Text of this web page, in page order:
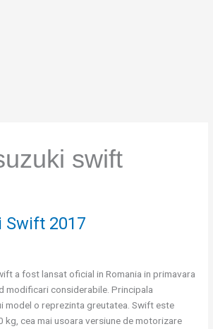
swift
Swift 2017
a fost lansat oficial in Romania in primavara
modificari considerabile. Principala
model o reprezinta greutatea. Swift este
kg, cea mai usoara versiune de motorizare